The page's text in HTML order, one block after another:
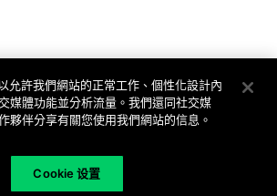
Alto Networks. All Rights Reserved
允許我們網站的正常工作、個性化設計內
媒體功能並分析流量。我們還同社交媒
夥伴分享有關您使用我們網站的信息。
Cookie 设置